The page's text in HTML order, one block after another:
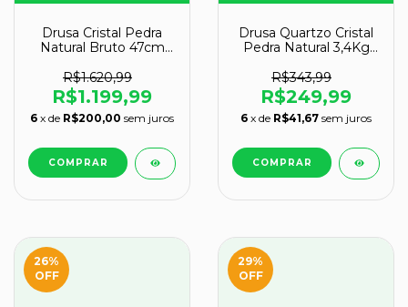
Drusa Cristal Pedra
Natural Bruto 47cm
R$1.620,99
R$1.199,99
6 x de R$200,00 sem juros
Drusa Quartzo Cristal
Pedra Natural 3,4Kg
R$343,99
R$249,99
6 x de R$41,67 sem juros
26%
OFF
29%
OFF